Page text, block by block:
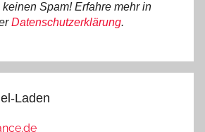
keinen Spam! Erfahre mehr in
Datenschutzerklärung.
Laden